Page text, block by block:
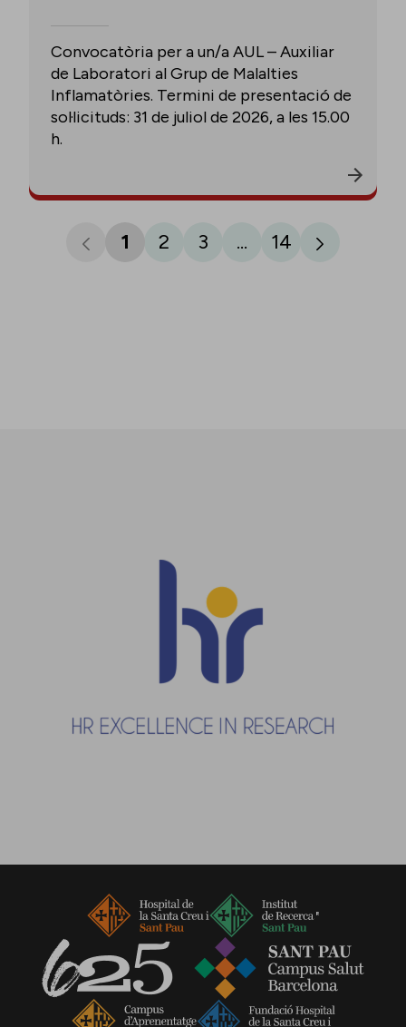
Convocatòria per a un/a AUL – Auxiliar
de Laboratori al Grup de Malalties
Inflamatòries. Termini de presentació de
sol·licituds: 31 de juliol de 2026, a les 15.00
h.
1 2 3 ... 14